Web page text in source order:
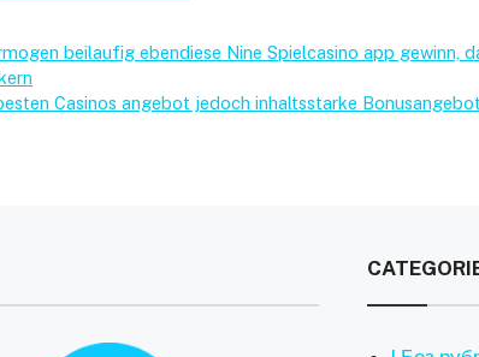
beilaufig ebendiese Nine Spielcasino app gewinn,
Casinos angebot jedoch inhaltsstarke